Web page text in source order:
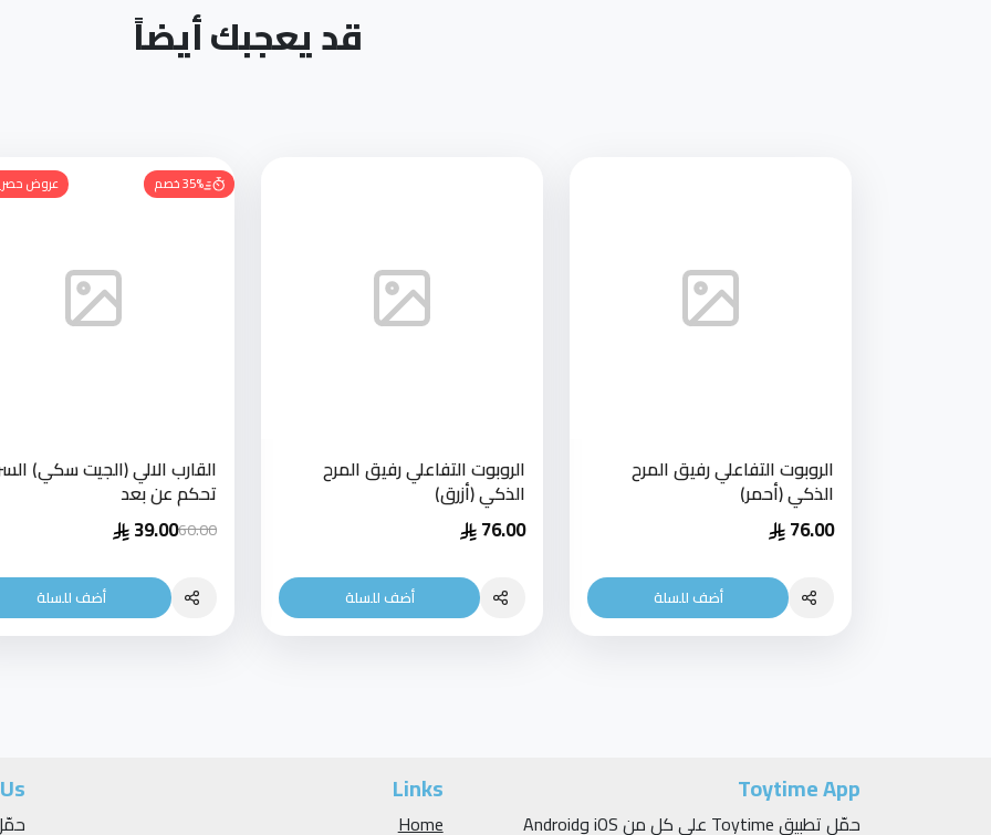
قد يعجبك أيضاً
الروبوت التفاعلي رفيق المرح
الذكي (أحمر)
76.00
أضف للسلة
الروبوت التفاعلي رفيق المرح
الذكي (أزرق)
76.00
أضف للسلة
35% خصم عروض
القارب الالي (الجيت سكي)
تحكم عن بعد
60.00
39.00
أضف للسلة
Toytime App
حمّل تطبيق Toytime على كلٍ من iOS وAndroid
Links
Home